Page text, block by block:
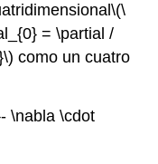
\(\
= \partial /
como un cuatro
\nabla \cdot